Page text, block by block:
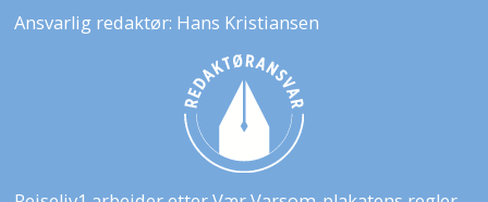
Ansvarlig redaktør: Hans Kristiansen